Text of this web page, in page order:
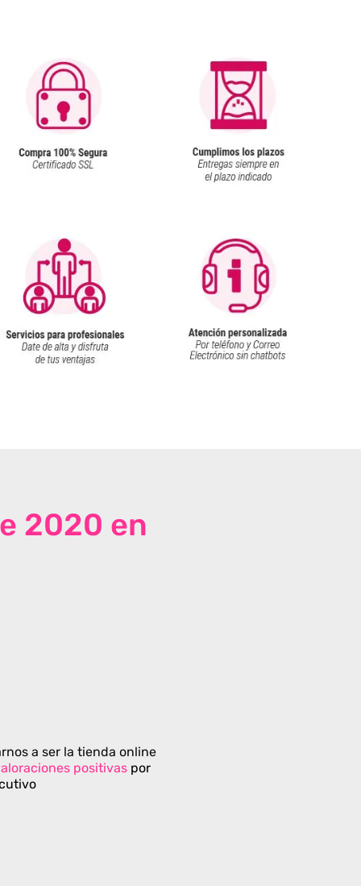
2020 en
a ser la tienda online
positivas por